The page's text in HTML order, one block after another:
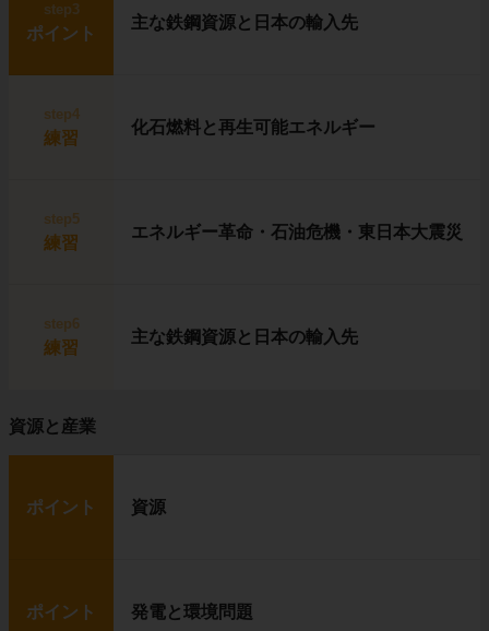
step3
ポイント
主な鉄鋼資源と日本の輸入先
step4
練習
化石燃料と再生可能エネルギー
step5
練習
エネルギー革命・石油危機・東日本大震災
step6
練習
主な鉄鋼資源と日本の輸入先
資源と産業
ポイント 資源
ポイント 発電と環境問題